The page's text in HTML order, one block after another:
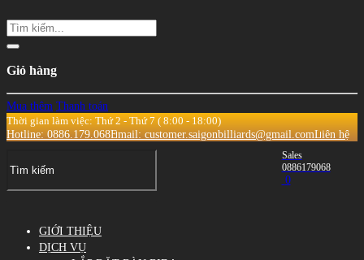
Giỏ hàng
Mua thêm Thanh toán
Thời gian làm việc: Thứ 2 - Thứ 7 ( 8:00 - 18:00)
Hotline: 0886.179.068Email: customer.saigonbilliards@gmail.comLiên hệ
Sales
0886179068
0
GIỚI THIỆU
DỊCH VỤ